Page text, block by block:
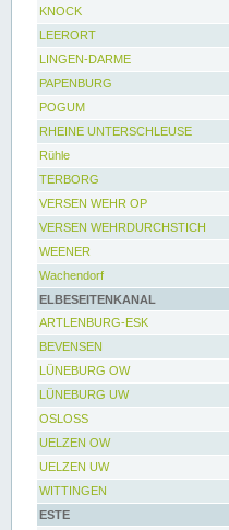
KNOCK
LEERORT
LINGEN-DARME
PAPENBURG
POGUM
RHEINE UNTERSCHLEUSE
Rühle
TERBORG
VERSEN WEHR OP
VERSEN WEHRDURCHSTICH
WEENER
Wachendorf
ELBESEITENKANAL
ARTLENBURG-ESK
BEVENSEN
LÜNEBURG OW
LÜNEBURG UW
OSLOSS
UELZEN OW
UELZEN UW
WITTINGEN
ESTE